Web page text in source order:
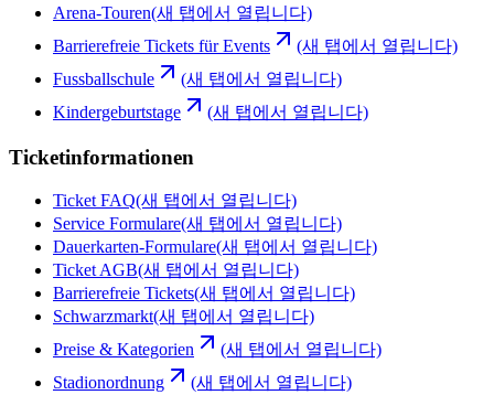
Arena-Touren(새 탭에서 열립니다)
Barrierefreie Tickets für Events
(새 탭에서 열립니다)
Fussballschule
(새 탭에서 열립니다)
Kindergeburtstage
(새 탭에서 열립니다)
Ticketinformationen
Ticket FAQ(새 탭에서 열립니다)
Service Formulare(새 탭에서 열립니다)
Dauerkarten-Formulare(새 탭에서 열립니다)
Ticket AGB(새 탭에서 열립니다)
Barrierefreie Tickets(새 탭에서 열립니다)
Schwarzmarkt(새 탭에서 열립니다)
Preise & Kategorien
(새 탭에서 열립니다)
Stadionordnung
(새 탭에서 열립니다)